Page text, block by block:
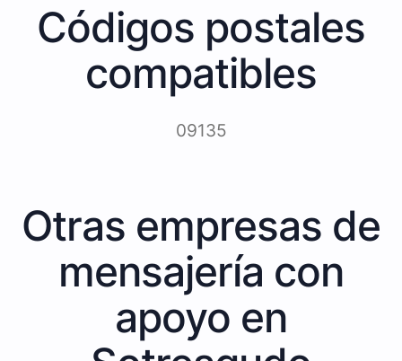
Códigos postales
compatibles
09135
Otras empresas de
mensajería con
apoyo en